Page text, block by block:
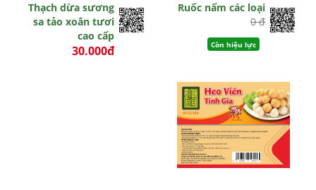
Thạch dừa sương
sa tảo xoắn tươi
cao cấp
30.000đ
Ruốc nấm các loại
0 đ
Còn hiệu lực